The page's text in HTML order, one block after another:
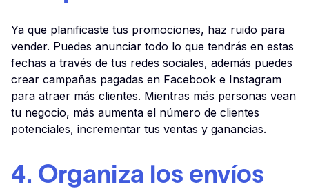
Ya que planificaste tus promociones, haz ruido para
vender. Puedes anunciar todo lo que tendrás en estas
fechas a través de tus redes sociales, además puedes
crear campañas pagadas en Facebook e Instagram
para atraer más clientes. Mientras más personas vean
tu negocio, más aumenta el número de clientes
potenciales, incrementar tus ventas y ganancias.
4. Organiza los envíos